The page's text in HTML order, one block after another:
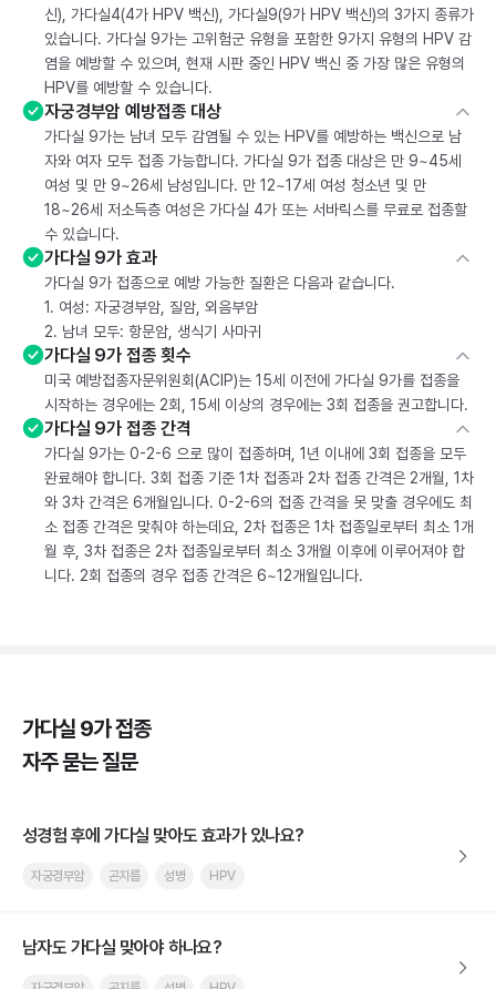
신), 가다실4(4가 HPV 백신), 가다실9(9가 HPV 백신)의 3가지 종류가
있습니다. 가다실 9가는 고위험군 유형을 포함한 9가지 유형의 HPV 감
염을 예방할 수 있으며, 현재 시판 중인 HPV 백신 중 가장 많은 유형의
HPV를 예방할 수 있습니다.
자궁경부암 예방접종 대상
가다실 9가는 남녀 모두 감염될 수 있는 HPV를 예방하는 백신으로 남
자와 여자 모두 접종 가능합니다. 가다실 9가 접종 대상은 만 9~45세
여성 및 만 9~26세 남성입니다. 만 12~17세 여성 청소년 및 만
18~26세 저소득층 여성은 가다실 4가 또는 서바릭스를 무료로 접종할
수 있습니다.
가다실 9가 효과
가다실 9가 접종으로 예방 가능한 질환은 다음과 같습니다.
1. 여성: 자궁경부암, 질암, 외음부암
2. 남녀 모두: 항문암, 생식기 사마귀
가다실 9가 접종 횟수
미국 예방접종자문위원회(ACIP)는 15세 이전에 가다실 9가를 접종을
시작하는 경우에는 2회, 15세 이상의 경우에는 3회 접종을 권고합니다.
가다실 9가 접종 간격
가다실 9가는 0-2-6 으로 많이 접종하며, 1년 이내에 3회 접종을 모두
완료해야 합니다. 3회 접종 기준 1차 접종과 2차 접종 간격은 2개월, 1차
와 3차 간격은 6개월입니다. 0-2-6의 접종 간격을 못 맞출 경우에도 최
소 접종 간격은 맞춰야 하는데요, 2차 접종은 1차 접종일로부터 최소 1개
월 후, 3차 접종은 2차 접종일로부터 최소 3개월 이후에 이루어져야 합
니다. 2회 접종의 경우 접종 간격은 6~12개월입니다.
가다실 9가 접종
자주 묻는 질문
성경험 후에 가다실 맞아도 효과가 있나요?
자궁경부암 곤지름 성병 HPV
남자도 가다실 맞아야 하나요?